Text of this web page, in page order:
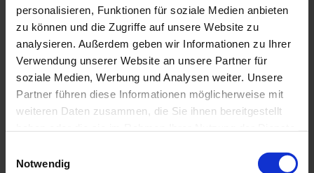
personalisieren, Funktionen für soziale Medien anbieten
zu können und die Zugriffe auf unsere Website zu
analysieren. Außerdem geben wir Informationen zu Ihrer
Verwendung unserer Website an unsere Partner für
soziale Medien, Werbung und Analysen weiter. Unsere
Partner führen diese Informationen möglicherweise mit
weiteren Daten zusammen, die Sie ihnen bereitgestellt
Cookies, wenn Sie unsere Webseite weiterhin nutzen.
Notwendig
Datenschutzhinweis: Für die Kontaktaufnahme
und die Angebotserstellung benötigen wir Ihre
Daten wie Name, Telefonnummer und E-Mail-
Adresse.
Sie erklären sich hiermit einverstanden, dass diese
Daten von uns entsprechend unserer
Datenschutzerklärung verwendet und gespeichert
, ich möchte weiterhin mit Wirodive in Kontakt